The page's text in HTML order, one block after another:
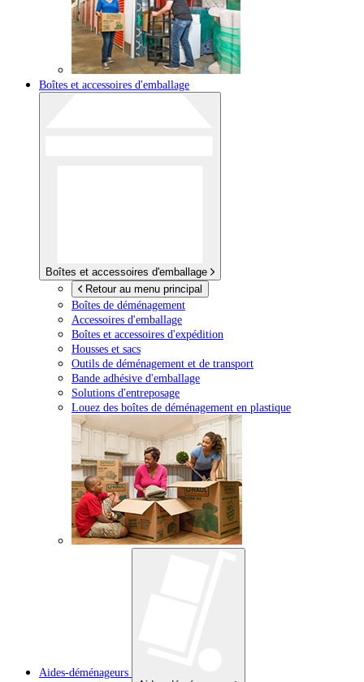
Boîtes et accessoires d'emballage
Boîtes et accessoires d'emballage
Retour au menu principal
Boîtes de déménagement
Accessoires d'emballage
Boîtes et accessoires d'expédition
Housses et sacs
Outils de déménagement et de transport
Bande adhésive d'emballage
Solutions d'entreposage
Louez des boîtes de déménagement en plastique
Aides-déménageurs